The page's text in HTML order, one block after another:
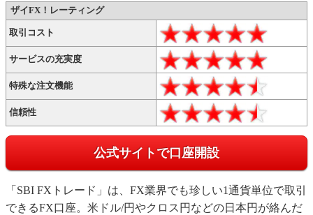
↑公式サイトでもっと詳しくチェック！
ザイFX！レーティング
取引コスト
サービスの充実度
特殊な注文機能
信頼性
公式サイトで口座開設
「SBI FXトレード」は、FX業界でも珍しい1通貨単位で取引
できるFX口座。米ドル/円やクロス円などの日本円が絡んだ